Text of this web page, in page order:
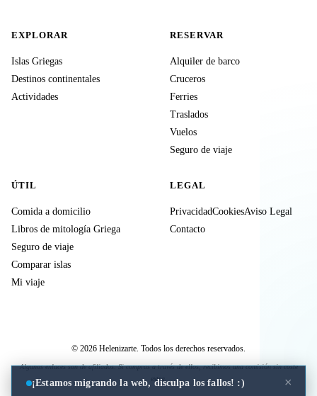
¡Estamos migrando la web, disculpa los fallos! :) ×
EXPLORAR
Islas Griegas
Destinos continentales
Actividades
RESERVAR
Alquiler de barco
Cruceros
Ferries
Traslados
Vuelos
Seguro de viaje
ÚTIL
Comida a domicilio
Libros de mitología Griega
Seguro de viaje
Comparar islas
Mi viaje
LEGAL
PrivacidadCookiesAviso Legal
Contacto
© 2026 Helenizarte. Todos los derechos reservados.
Algunos enlaces son de afiliados. Si compras a través de ellos, recibimos una comisión sin coste
extra.